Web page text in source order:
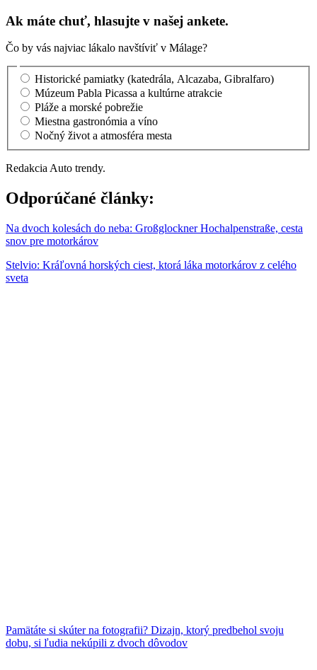
Ak máte chuť, hlasujte v našej ankete.
Čo by vás najviac lákalo navštíviť v Málage?
Historické pamiatky (katedrála, Alcazaba, Gibralfaro)
Múzeum Pabla Picassa a kultúrne atrakcie
Pláže a morské pobrežie
Miestna gastronómia a víno
Nočný život a atmosféra mesta
Redakcia Auto trendy.
Odporúčané články:
Na dvoch kolesách do neba: Großglockner Hochalpenstraße, cesta
snov pre motorkárov
Stelvio: Kráľovná horských ciest, ktorá láka motorkárov z celého
sveta
Pamätáte si skúter na fotografii? Dizajn, ktorý predbehol svoju
dobu, si ľudia nekúpili z dvoch dôvodov